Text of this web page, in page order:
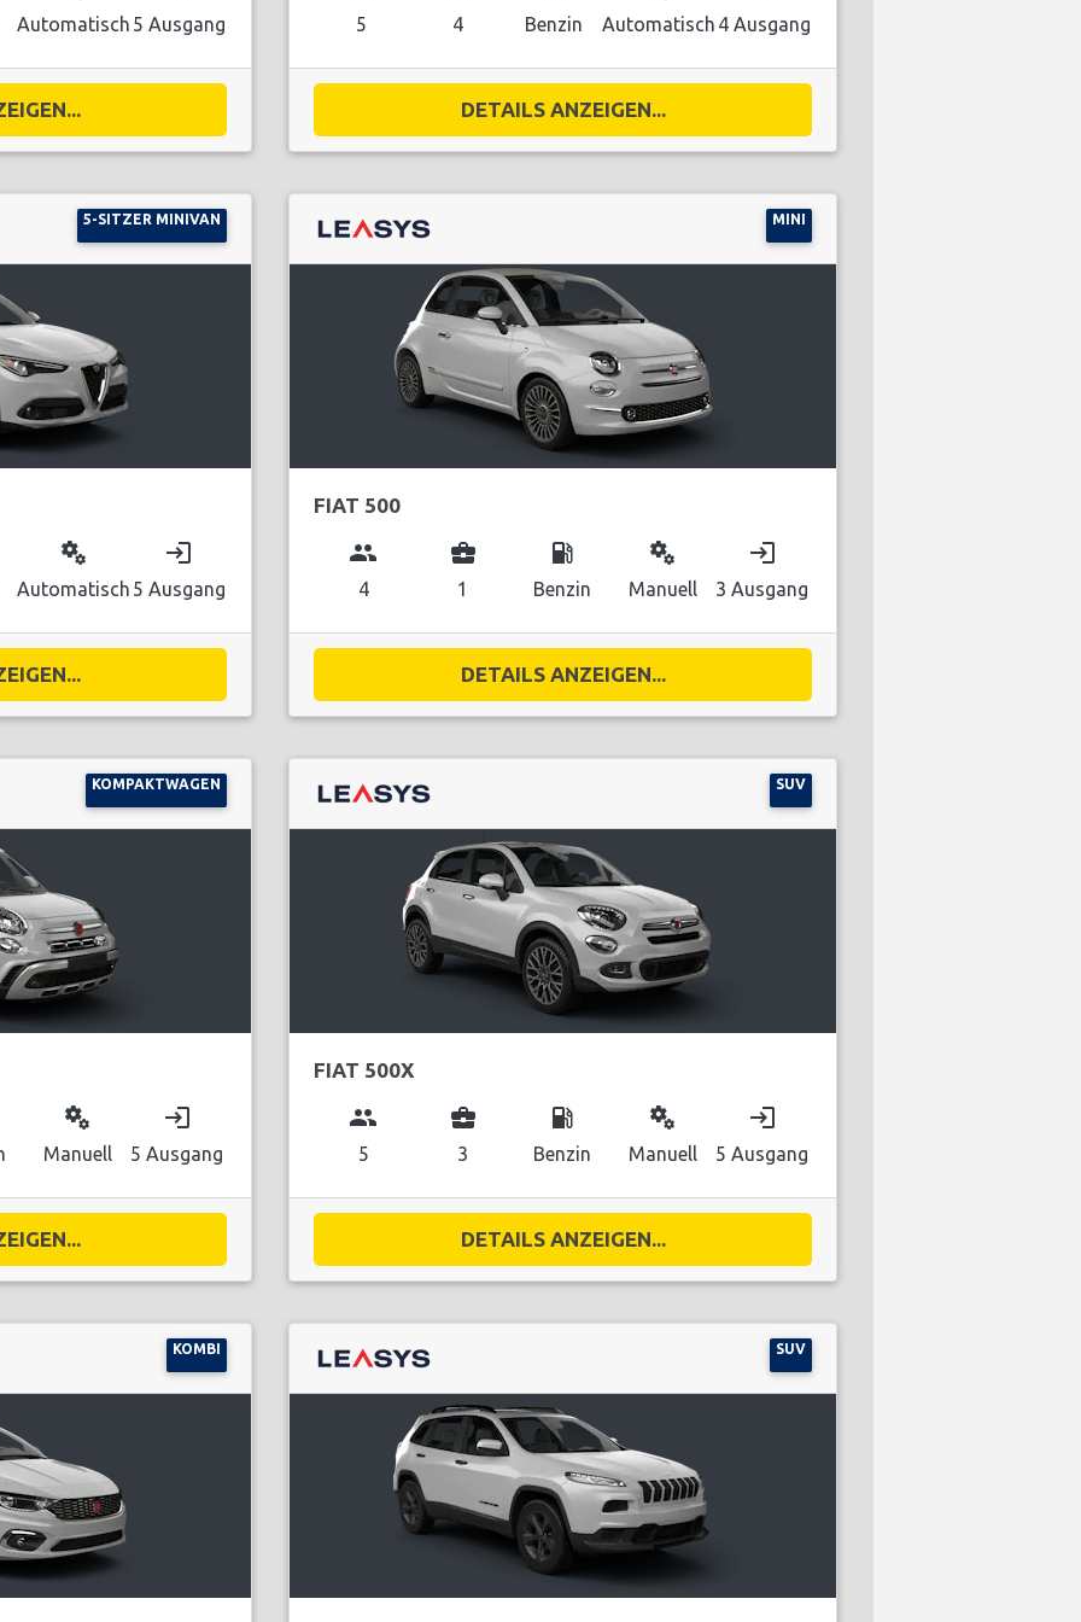
Automatisch 5 Ausgang 5 4 Benzin Automatisch 4 Ausgang
DETAILS ANZEIGEN...
5-SITZER MINIVAN
miscellaneous_services
Automatisch
login
5 Ausgang
MINI
FIAT 500
group
4
business_center
1
local_gas_station
Benzin
miscellaneous_services
Manuell
login
3 Ausgang
DETAILS ANZEIGEN...
KOMPAKTWAGEN
miscellaneous_services
Manuell
login
5 Ausgang
SUV
FIAT 500X
group
5
business_center
3
local_gas_station
Benzin
miscellaneous_services
Manuell
login
5 Ausgang
DETAILS ANZEIGEN...
KOMBI SUV